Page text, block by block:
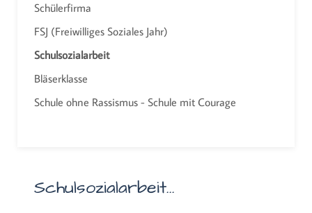
Schülerfirma
FSJ (Freiwilliges Soziales Jahr)
Schulsozialarbeit
Bläserklasse
Schule ohne Rassismus - Schule mit Courage
Schulsozialarbeit...